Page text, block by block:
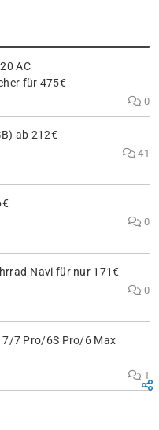
AC
für 475€
0
ab 212€
41
0
Navi für nur 171€
0
7 Pro/6S Pro/6 Max
1